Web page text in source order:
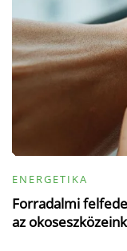
ENERGETIKA
Forradalmi
az